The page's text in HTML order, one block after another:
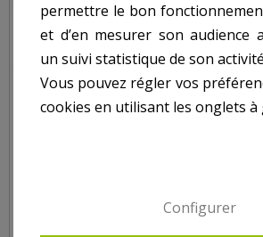
permettre le bon
et d’en mesurer son audience
un suivi statistique de son
Vous pouvez régler vos
cookies en utilisant les onglets à
Configurer